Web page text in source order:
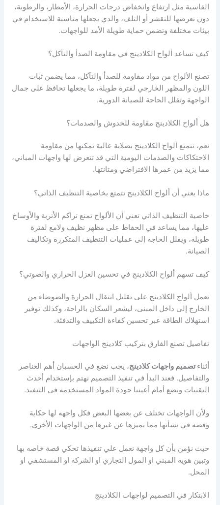
القاسية مثل ارتفاع وانخفاض درجات الحرارة، الأمطار، والرطوبة،
دون تعرضها للتقشر أو التلف، والذي يجعلها مناسبة للاستخدام في
بيئات مختلفة وتضمن حماية طويلة الأمد للواجهات.
كيف تساعد ألواح الكلادينج في مقاومة الصدأ والتآكل؟
تصنع الألواح من مواد مقاومة للصدأ والتآكل، مما يضمن ثبات
اللون والمظهر الخارجي لفترة طويلة، ما يجعلها تحافظ على جمال
الواجهة وتقلل الحاجة للصيانة الدورية.
هل ألواح الكلادينج مقاومة للخدوش والصدمات؟
نعم، تتمتع ألواح الكلادينج بصلابة عالية تمكنها من مقاومة
الاحتكاكات والصدمات اليومية التي قد تتعرض لها واجهات المباني،
مما يزيد من عمرها الافتراضي ومتانتها.
ماذا يعني أن ألواح الكلادينج تتمتع بخاصية التنظيف الذاتي؟
خاصية التنظيف الذاتي تعني أن الألواح تمنع تراكم الأتربة والأوساخ
عليها، مما يساعد في الحفاظ على مظهر نظيف ولامع لفترة
طويلة، ويقلل الحاجة إلى عمليات التنظيف المتكررة وتكاليف
الصيانة.
كيف تسهم ألواح الكلادينج في تحسين العزل الحراري والصوتي؟
تعمل ألواح الكلادينج على تقليل انتقال الحرارة والضوضاء من
الخارج إلى داخل المبنى، ليشعر السكان بالراحة، وكذلك توفير
استهلاك الطاقة عبر تحسين كفاءة التكييف والتدفئة.
تفاصيل تصنع الفارق بتركيب كلادينج الواجهات
أثناءتصميم واجهات كلادينج، يجب نضع في الحسبان أهم العناصر
والتفاصيل. فعند البدأ في تنفيذ التصميم نهتم بإستخدام أحدث
التقنيات ونضع أمام أعيننا جودة المواد المستخدمه في التنفيذ.
ولأن الواجهات تختلف عن بعضها البعض فكل واجهه لها حكاية
وقصه في نشأتها مما يميزها عن غيرها من الواجهات الأخري.
حيث نؤمن بأن كل واجهة نعمل علي تنفيذها تحكي قصة خاصه بها
وتبين هوية المبني او المول التجاري او الشركة او المستشفي او
المحل.
الابتكار في التصميم لواجهات الكلادينج